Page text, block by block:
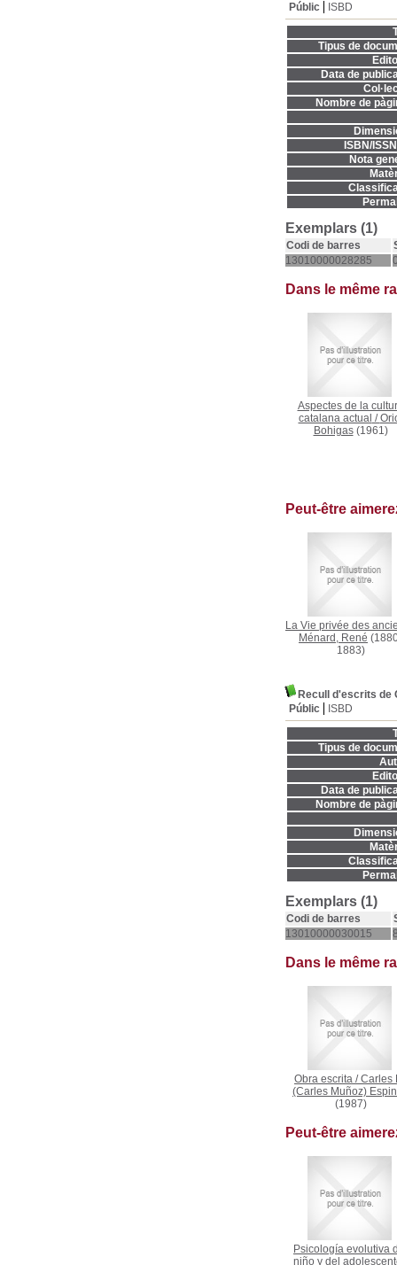
Públic
ISBD
Tipus de
Data de
Nombre de
ISBN/
Nota
Exemplars (1)
Codi de barres
13010000028285
Dans le même
Aspectes de la
catalana actual /
Bohigas(1961)
Peut-être
La Vie privée des
Ménard, René
1883)
Recull d'escrits de
Públic
ISBD
Tipus de
Data de
Nombre de
Exemplars (1)
Codi de barres
13010000030015
Dans le même
Obra escrita /Carles
(Carles Muñoz)
(1987)
Peut-être
Psicología evolutiva
niño y del